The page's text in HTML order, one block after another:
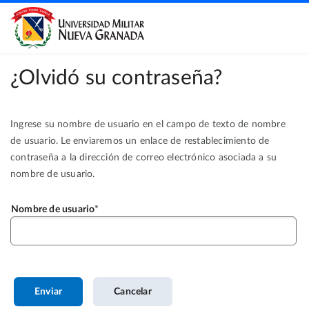
¿Olvidó su contraseña?
Ingrese su nombre de usuario en el campo de texto de nombre
de usuario. Le enviaremos un enlace de restablecimiento de
contraseña a la dirección de correo electrónico asociada a su
nombre de usuario.
Nombre de usuario
Enviar Cancelar